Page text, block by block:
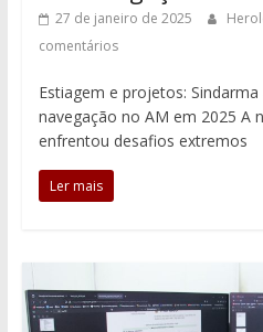
27 de janeiro de 2025
comentários
Estiagem e projetos:
navegação no AM em 2025 A
enfrentou desafios extremos
Ler mais